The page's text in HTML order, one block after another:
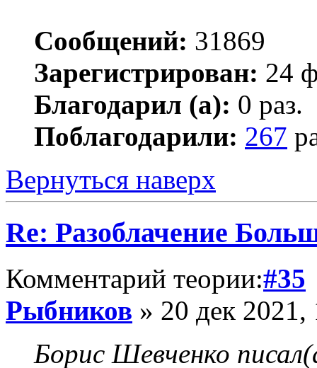
Сообщений: 31869
Зарегистрирован: 24
Благодарил (а): 0 раз.
Поблагодарили: 267
Вернуться наверх
Re: Разоблачение
Комментарий теории:#35
Рыбников » 20 дек 2021,
Борис Шевченко